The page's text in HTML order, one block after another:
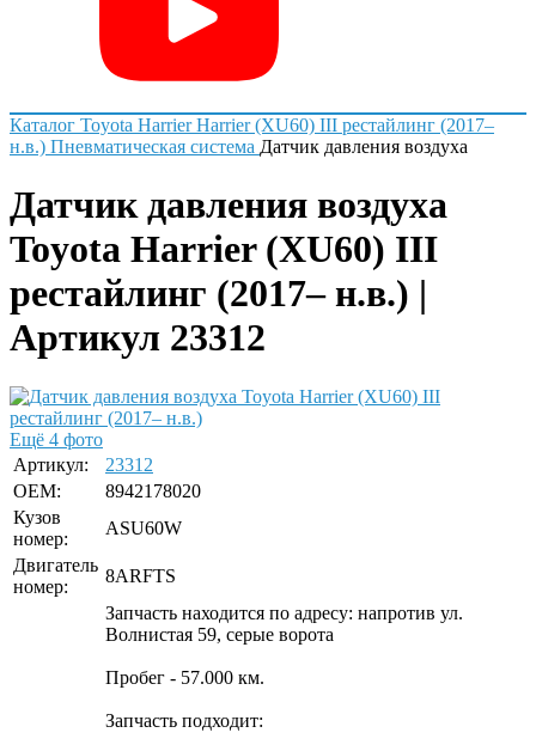
Каталог Toyota Harrier Harrier (XU60) III рестайлинг (2017–
н.в.) Пневматическая система Датчик давления воздуха
Датчик давления воздуха
Toyota Harrier (XU60) III
рестайлинг (2017– н.в.) |
Артикул 23312
Ещё 4 фото
Артикул:
23312
OEM:
8942178020
Кузов
номер:
ASU60W
Двигатель
номер:
8ARFTS
Запчасть находится по адресу: напротив ул.
Волнистая 59, серые ворота
Пробег - 57.000 км.
Запчасть подходит: